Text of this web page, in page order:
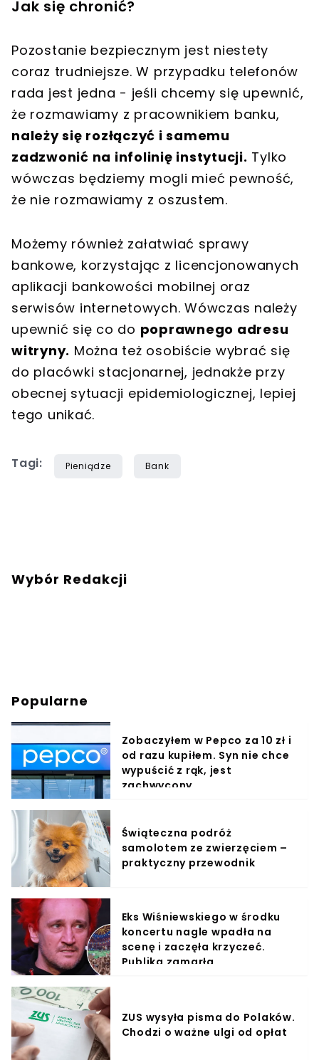
Jak się chronić?
Pozostanie bezpiecznym jest niestety
coraz trudniejsze. W przypadku telefonów
rada jest jedna - jeśli chcemy się upewnić,
że rozmawiamy z pracownikiem banku,
należy się rozłączyć i samemu
zadzwonić na infolinię instytucji. Tylko
wówczas będziemy mogli mieć pewność,
że nie rozmawiamy z oszustem.
Możemy również załatwiać sprawy
bankowe, korzystając z licencjonowanych
aplikacji bankowości mobilnej oraz
serwisów internetowych. Wówczas należy
upewnić się co do poprawnego adresu
witryny. Można też osobiście wybrać się
do placówki stacjonarnej, jednakże przy
obecnej sytuacji epidemiologicznej, lepiej
tego unikać.
Tagi: Pieniądze Bank
Wybór Redakcji
Popularne
Zobaczyłem w Pepco za 10 zł i
od razu kupiłem. Syn nie chce
wypuścić z rąk, jest
zachwycony
Świąteczna podróż
samolotem ze zwierzęciem –
praktyczny przewodnik
Eks Wiśniewskiego w środku
koncertu nagle wpadła na
scenę i zaczęła krzyczeć.
Publika zamarła
ZUS wysyła pisma do Polaków.
Chodzi o ważne ulgi od opłat